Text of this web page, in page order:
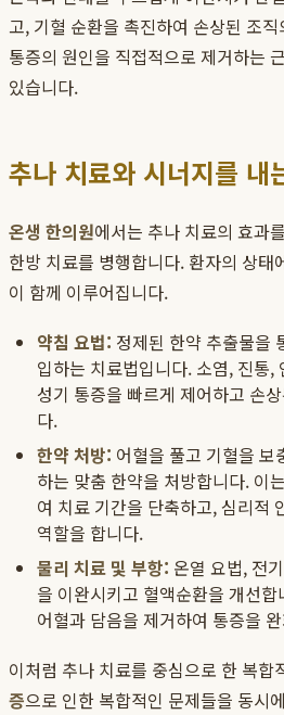
고, 기혈 순환을 촉진하여 손상된 조
통증의 원인을 직접적으로 제거하는
있습니다.
추나 치료와 시너지를 내
온생 한의원에서는 추나 치료의 효과
한방 치료를 병행합니다. 환자의 상태
이 함께 이루어집니다.
약침 요법: 정제된 한약 추출물을
입하는 치료법입니다. 소염, 진통,
성기 통증을 빠르게 제어하고 손
다.
한약 처방: 어혈을 풀고 기혈을 보
하는 맞춤 한약을 처방합니다. 이
여 치료 기간을 단축하고, 심리적
역할을 합니다.
물리 치료 및 부항: 온열 요법, 전
을 이완시키고 혈액순환을 개선
어혈과 담음을 제거하여 통증을
이처럼 추나 치료를 중심으로 한 복합
증으로 인한 복합적인 문제들을 동시